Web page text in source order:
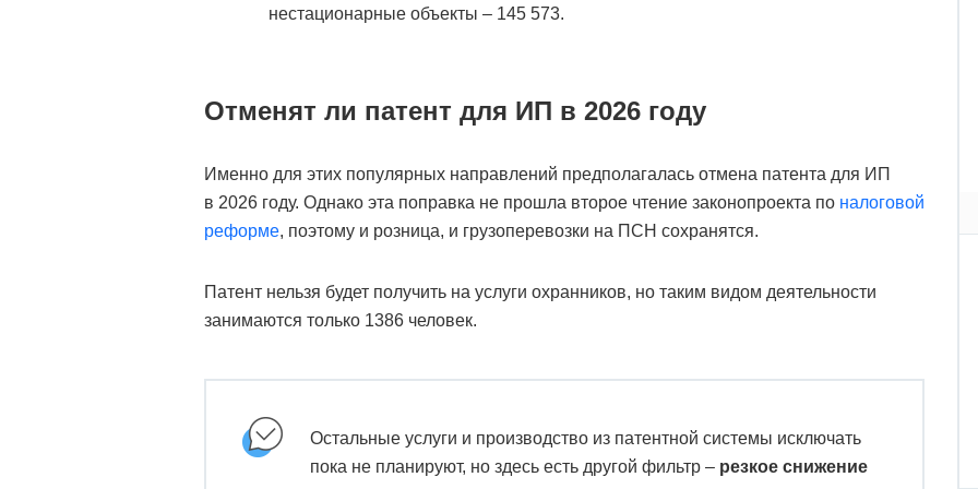
нестационарные объекты – 145 573.
Отменят ли патент для ИП в 2026 году
Именно для этих популярных направлений предполагалась отмена патента для ИП
в 2026 году. Однако эта поправка не прошла второе чтение законопроекта по налоговой
реформе, поэтому и розница, и грузоперевозки на ПСН сохранятся.
Патент нельзя будет получить на услуги охранников, но таким видом деятельности
занимаются только 1386 человек.
Остальные услуги и производство из патентной системы исключать
пока не планируют, но здесь есть другой фильтр – резкое снижение